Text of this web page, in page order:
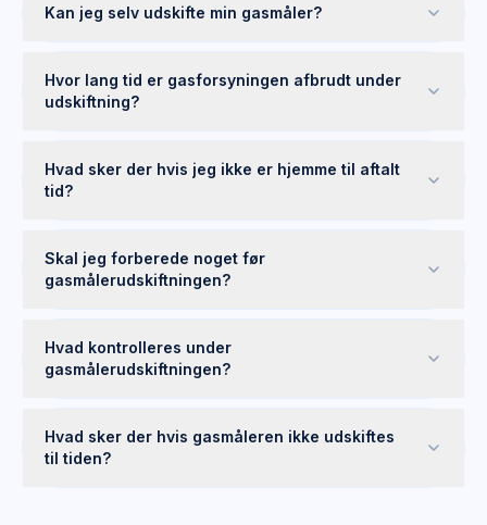
Kan jeg selv udskifte min gasmåler?
Hvor lang tid er gasforsyningen afbrudt under
udskiftning?
Hvad sker der hvis jeg ikke er hjemme til aftalt
tid?
Skal jeg forberede noget før
gasmålerudskiftningen?
Hvad kontrolleres under
gasmålerudskiftningen?
Hvad sker der hvis gasmåleren ikke udskiftes
til tiden?